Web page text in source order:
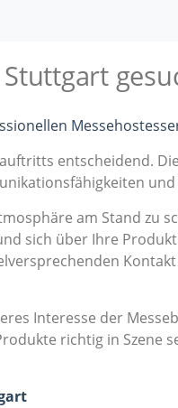
entscheidend.
und
am Stand zu
sich über Ihre
Interesse der
richtig in Szene